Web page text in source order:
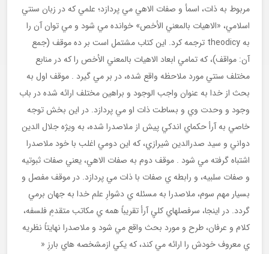
مربوط به ذات، اسمأ و صفات الاهي مي پردازد؛ علمي كه در زبان سنتي
اسلامي، «الاهيات بالمعني الأخص» خوانده مي شود و مي توان آن را
به theodicy ترجمه كرد. اين كتاب مشتمل است بر ده موقف (جمع
آن: مواقف)، كه تمامي ابعاد الاهيات بالمعني الأخص را كه در منابع
مختلف سنتي مورد ملاحظه واقع شده، در بر مي گيرد . موقف اول به
بحث از خدا به عنوان واجب الوجود و براهين مختلف ارائه شده در باب
وجود و وحدت وي و بساطت ذات او مي پردازد. در اين بخش توجه
خاصي به آرأ حكماي اندكي پيش از ملاصدرا شده، به ويژه جلال الدين
دواني و سيد صدرالدين شيرازي، كه اين دومي اغلب با خود ملاصدرا
اشتباه گرفته مي شود . موقف دوم به صفات الاهي، يعني صفات ثبوتيه
و صفات سلبيه، و رابطه ي صفات با ذات مي پردازد. در موقف مفصل و
بسيار مهم سوم، ملاصدرا به مسئله ي دشوارِ علم خدا به جهان برمي
گردد. در اينجا، سرفصلهاي كليِ آرأ تقريباً همه ي مكاتب متقدمِ فلسفه،
كلام و عرفان، طرح و مورد بحث واقع مي شود و ملاصدرا نهايتاً نظريه
ي معروف خودش را ارائه مي كند، كه يكي ازمشخصه هاي بارزِ «